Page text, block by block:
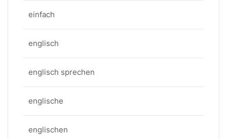
einfach
englisch
englisch sprechen
englische
englischen